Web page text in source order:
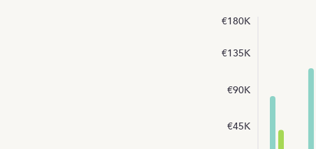
€45K
€90K
€135K
€180K